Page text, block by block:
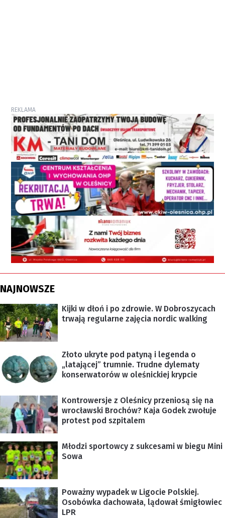
REKLAMA
NAJNOWSZE
Kijki w dłoń i po zdrowie. W Dobroszycach
trwają regularne zajęcia nordic walking
Złoto ukryte pod patyną i legenda o
„latającej” trumnie. Trudne dylematy
konserwatorów w oleśnickiej krypcie
Kontrowersje z Oleśnicy przeniosą się na
wrocławski Brochów? Kaja Godek zwołuje
protest pod szpitalem
Młodzi sportowcy z sukcesami w biegu Mini
Sowa
Poważny wypadek w Ligocie Polskiej.
Osobówka dachowała, lądował śmigłowiec
LPR